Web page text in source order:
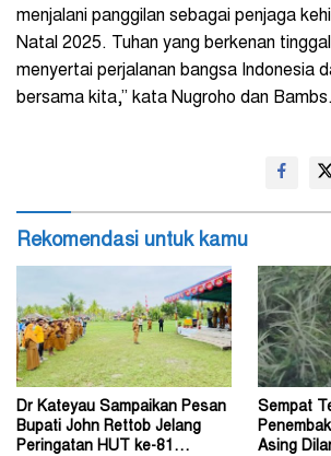
menjalani panggilan sebagai penjaga
Natal 2025. Tuhan yang berkenan
menyertai perjalanan bangsa Indonesia
bersama kita,” kata Nugroho dan
Rekomendasi untuk kamu
Dr Kateyau Sampaikan Pesan
Bupati John Rettob Jelang
Peringatan HUT ke-81
Sempat
Asing